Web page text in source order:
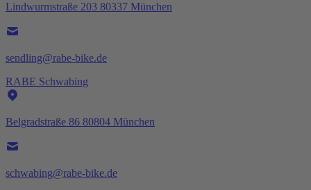
Lindwurmstraße 203 80337 München
sendling@rabe-bike.de
RABE Schwabing
Belgradstraße 86 80804 München
schwabing@rabe-bike.de